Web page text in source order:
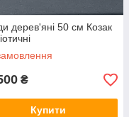
дерев'яні 50 см Козак
₴
Купити